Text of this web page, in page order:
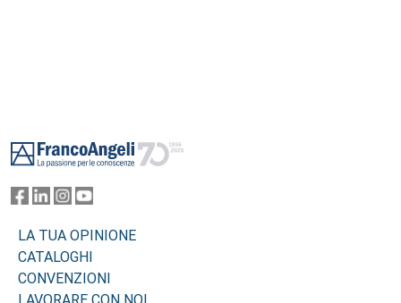
LA TUA OPINIONE
CATALOGHI
CONVENZIONI